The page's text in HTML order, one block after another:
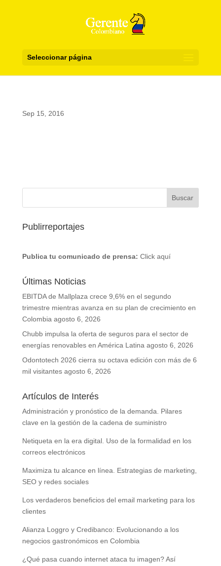
Seleccionar página
Sep 15, 2016
Publirreportajes
Publica tu comunicado de prensa: Click aquí
Últimas Noticias
EBITDA de Mallplaza crece 9,6% en el segundo
trimestre mientras avanza en su plan de crecimiento en
Colombia agosto 6, 2026
Chubb impulsa la oferta de seguros para el sector de
energías renovables en América Latina agosto 6, 2026
Odontotech 2026 cierra su octava edición con más de 6
mil visitantes agosto 6, 2026
Artículos de Interés
Administración y pronóstico de la demanda. Pilares
clave en la gestión de la cadena de suministro
Netiqueta en la era digital. Uso de la formalidad en los
correos electrónicos
Maximiza tu alcance en línea. Estrategias de marketing,
SEO y redes sociales
Los verdaderos beneficios del email marketing para los
clientes
Alianza Loggro y Credibanco: Evolucionando a los
negocios gastronómicos en Colombia
¿Qué pasa cuando internet ataca tu imagen? Así